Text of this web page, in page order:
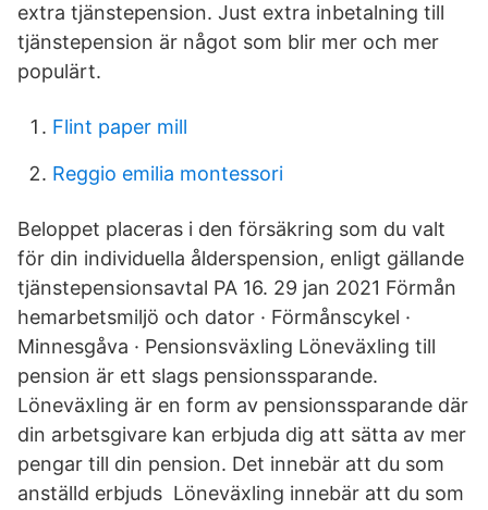
extra tjänstepension. Just extra inbetalning till
tjänstepension är något som blir mer och mer
populärt.
Flint paper mill
Reggio emilia montessori
Beloppet placeras i den försäkring som du valt
för din individuella ålderspension, enligt gällande
tjänstepensionsavtal PA 16. 29 jan 2021 Förmån
hemarbetsmiljö och dator · Förmånscykel ·
Minnesgåva · Pensionsväxling Löneväxling till
pension är ett slags pensionssparande.
Löneväxling är en form av pensionssparande där
din arbetsgivare kan erbjuda dig att sätta av mer
pengar till din pension. Det innebär att du som
anställd erbjuds Löneväxling innebär att du som